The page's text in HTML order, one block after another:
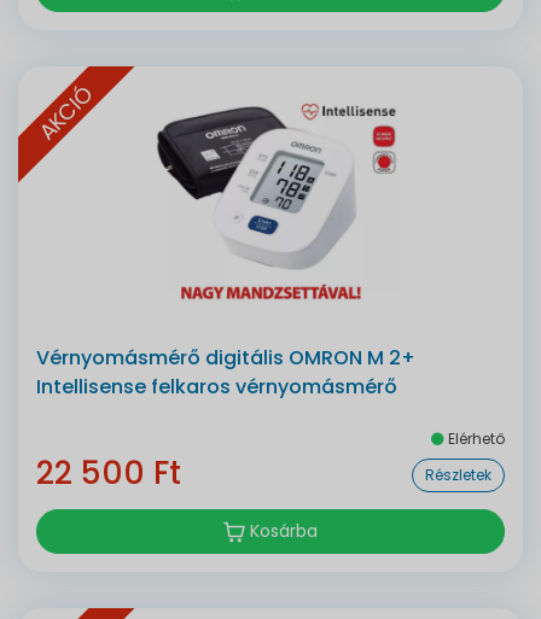
AKCIÓ
Vérnyomásmérő digitális OMRON M 2+
Intellisense felkaros vérnyomásmérő
Elérhető
22 500 Ft Részletek
Kosárba